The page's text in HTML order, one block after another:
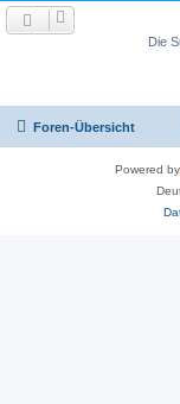
Die
Foren-Übersicht
Powered by